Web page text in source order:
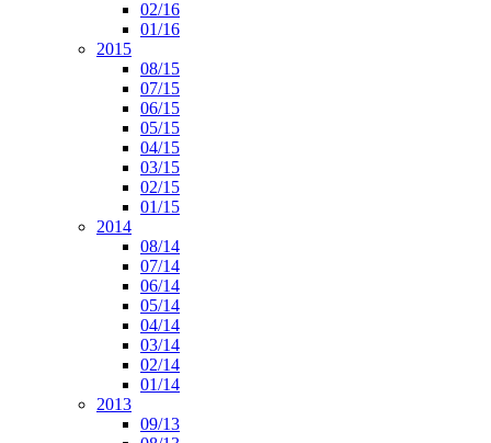
02/16
01/16
2015
08/15
07/15
06/15
05/15
04/15
03/15
02/15
01/15
2014
08/14
07/14
06/14
05/14
04/14
03/14
02/14
01/14
2013
09/13